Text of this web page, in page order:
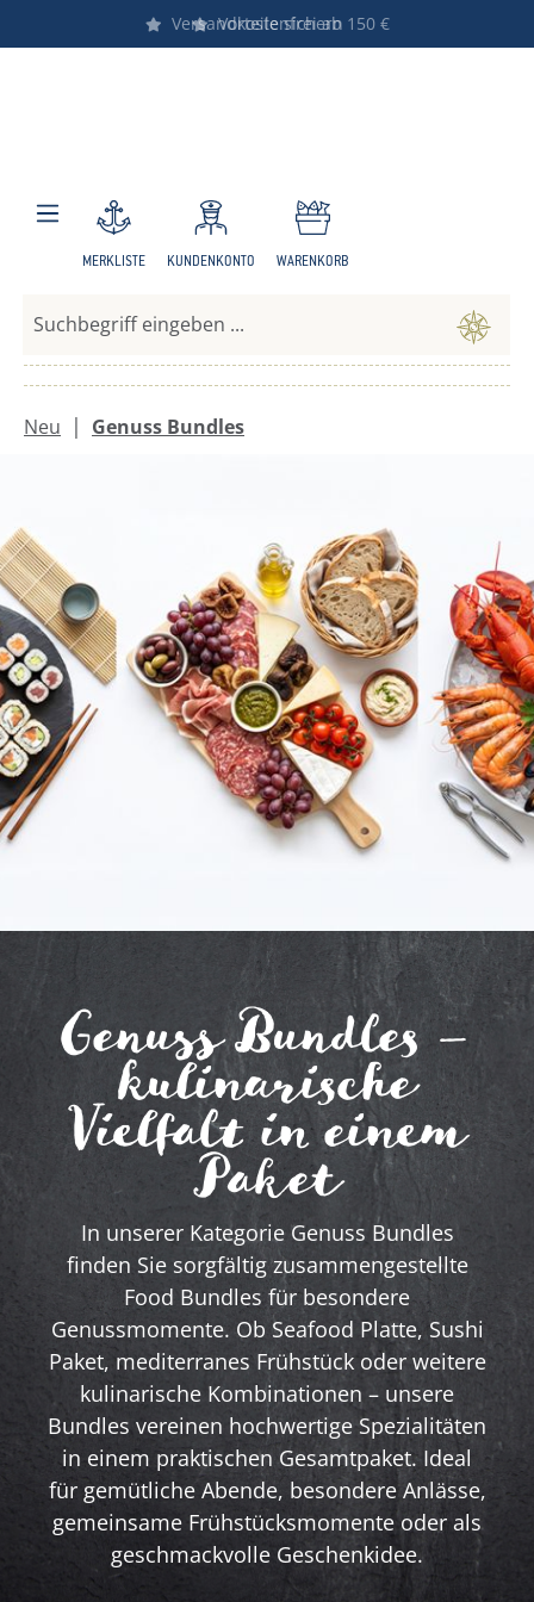
Zum Hauptinhalt springen
Vorteile sichern
Versandkostenfrei ab 150 €
MERKLISTE KUNDENKONTO WARENKORB
Neu | Genuss Bundles
Genuss Bundles –
kulinarische
Vielfalt in einem
Paket
In unserer Kategorie Genuss Bundles
finden Sie sorgfältig zusammengestellte
Food Bundles für besondere
Genussmomente. Ob Seafood Platte, Sushi
Paket, mediterranes Frühstück oder weitere
kulinarische Kombinationen – unsere
Bundles vereinen hochwertige Spezialitäten
in einem praktischen Gesamtpaket. Ideal
für gemütliche Abende, besondere Anlässe,
gemeinsame Frühstücksmomente oder als
geschmackvolle Geschenkidee.